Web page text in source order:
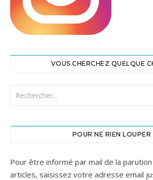
VOUS CHERCHEZ QUELQUE
POUR NE RIEN LOUPER
Pour être informé par mail de la
articles, saisissez votre adresse email